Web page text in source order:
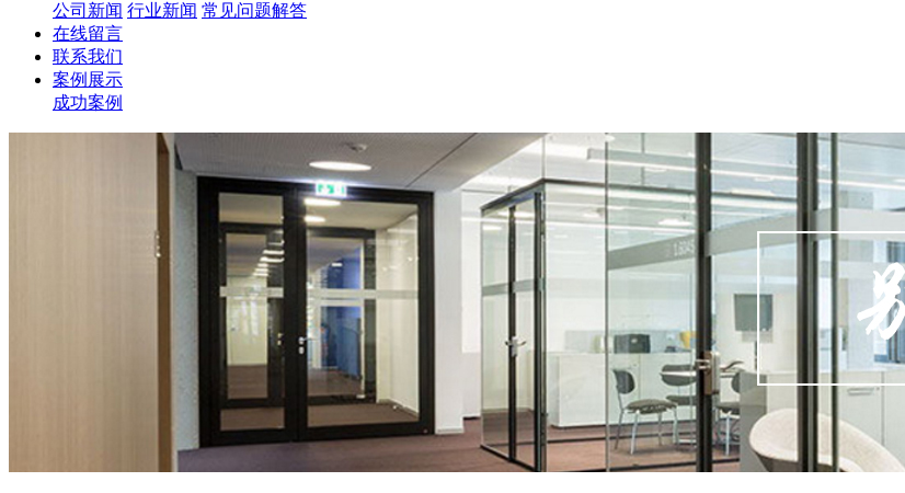
公司新闻 行业新闻 常见问题解答
在线留言
联系我们
案例展示
成功案例